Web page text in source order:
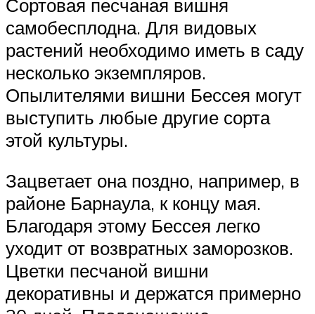
Сортовая песчаная вишня
самобесплодна. Для видовых
растений необходимо иметь в саду
несколько экземпляров.
Опылителями вишни Бессея могут
выступить любые другие сорта
этой культуры.
Зацветает она поздно, например, в
районе Барнаула, к концу мая.
Благодаря этому Бессея легко
уходит от возвратных заморозков.
Цветки песчаной вишни
декоративны и держатся примерно